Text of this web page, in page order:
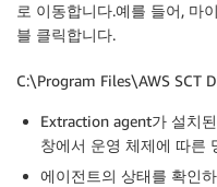
로 이동합니다.예를 들어, 마
블 클릭합니다.
C:\Program Files\AWS SCT
Extraction agent가 설치
창에서 운영 체제에 따른
에이전트의 상태를 확인